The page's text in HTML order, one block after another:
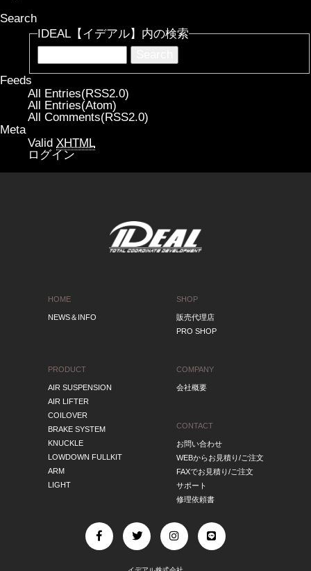
Search
IDEAL【イデアル】内の検索
Feeds
All Entries(RSS2.0)
All Entries(Atom)
All Comments(RSS2.0)
Meta
Valid XHTML
ログイン
HOME
NEWS＆INFO
PRODUCT
AIR SUSPENSION
AIR LIFTER
COILOVER
BRAKE SYSTEM
KNUCKLE
LOWDOWN FULLKIT
ARM
LIGHT
SHOP
販売代理店
PRO SHOP
COMPANY
会社概要
CONTACT
お問い合わせ
WEBからお見積り/ご注文
FAXでお見積り/ご注文
サポート
修理依頼書